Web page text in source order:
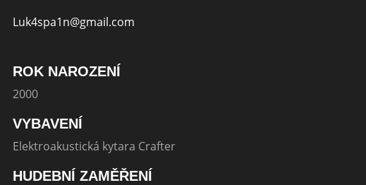
Luk4spa1n@gmail.com
ROK NAROZENÍ
2000
VYBAVENÍ
Elektroakustická kytara Crafter
HUDEBNÍ ZAMĚŘENÍ